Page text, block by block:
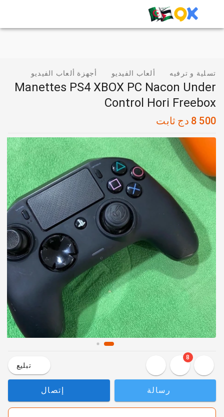
تسلية و ترفيه ألعاب الفيديو أجهزة ألعاب الفيديو
Manettes PS4 XBOX PC Nacon Under
Control Hori Freebox
8 500 دج ثابت
8
تبليع
رسالة إتصال